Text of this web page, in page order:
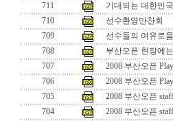
711
기대되는 대한민
710
선수환영만찬회
709
선수들의 여유로
708
부산오픈 현장에
707
2008 부산오픈
706
2008 부산오픈
705
2008 부산오픈
704
2008 부산오픈